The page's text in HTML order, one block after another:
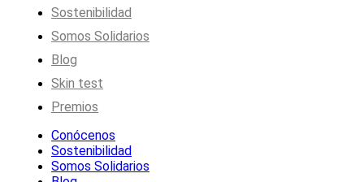
Sostenibilidad
Somos Solidarios
Blog
Skin test
Premios
Conócenos
Sostenibilidad
Somos Solidarios